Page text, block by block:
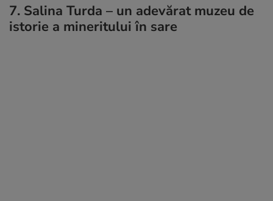
7. Salina Turda – un adevărat muzeu de
istorie a mineritului în sare